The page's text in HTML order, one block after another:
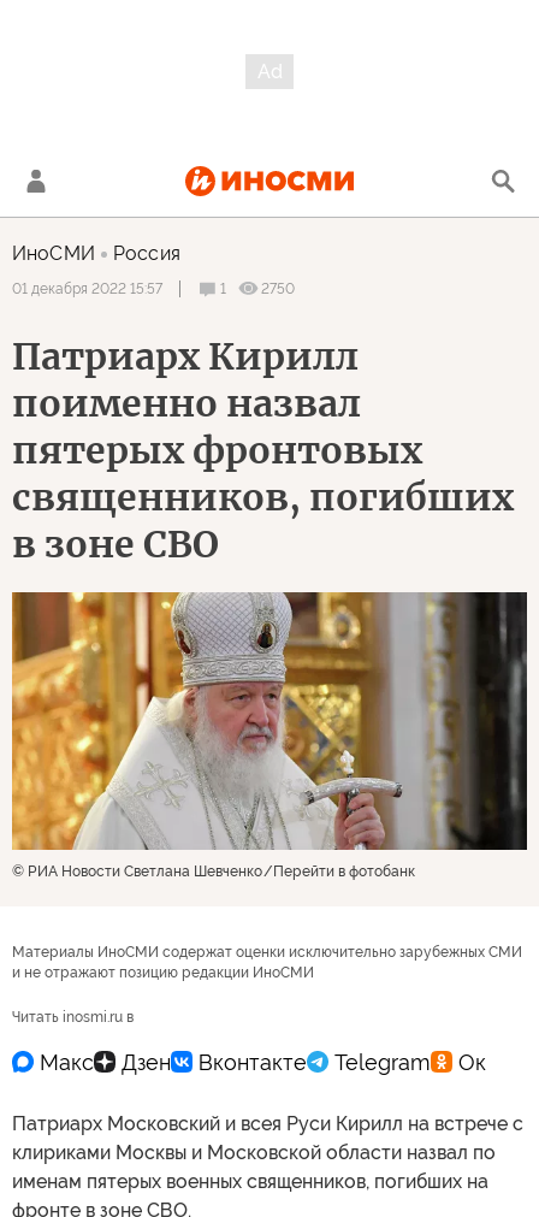
ИноСМИ Россия
01 декабря 2022 15:57 1 2750
Патриарх Кирилл
поименно назвал
пятерых фронтовых
священников, погибших
в зоне СВО
© РИА Новости Светлана Шевченко Перейти в фотобанк
Материалы ИноСМИ содержат оценки исключительно зарубежных СМИ
и не отражают позицию редакции ИноСМИ
Читать inosmi.ru в
Патриарх Московский и всея Руси Кирилл на встрече с
клириками Москвы и Московской области назвал по
именам пятерых военных священников, погибших на
фронте в зоне СВО.